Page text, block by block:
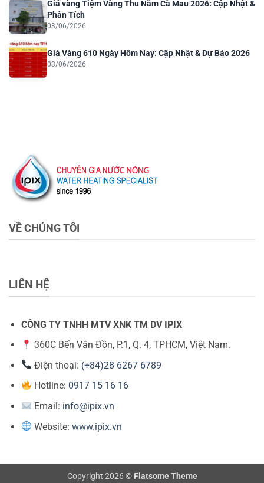
Giá vàng Tiệm Vàng Thu Năm Cà Mau 2026: Cập Nhật &
Phân Tích
03/06/2026
Giá Vàng 610 Ngày Hôm Nay: Cập Nhật & Dự Báo 2026
03/06/2026
VỀ CHÚNG TÔI
LIÊN HỆ
CÔNG TY TNHH MTV XNK TM DV IPIX
360C Bến Vân Đồn, P.1, Q. 4, TPHCM, Việt Nam.
Điện thoại: (+84)28 6267 6789
Hotline: 0917 15 16 16
Email: info@ipix.vn
Website:www.ipix.vn
Copyright 2026 © Flatsome Theme